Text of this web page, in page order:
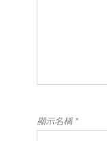
顯示名稱 *